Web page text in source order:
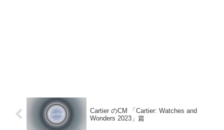
Cartier のCM 「Cartier: Watches and
Wonders 2023」篇